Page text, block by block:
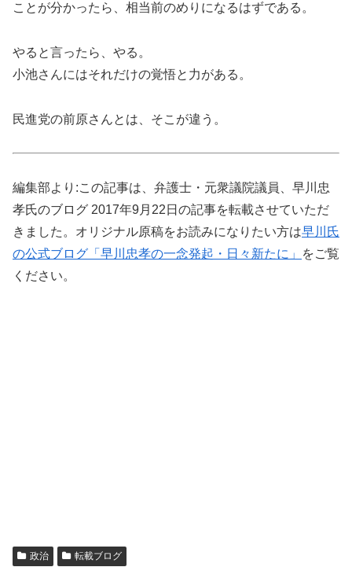
ことが分かったら、相当前のめりになるはずである。
やると言ったら、やる。
小池さんにはそれだけの覚悟と力がある。
民進党の前原さんとは、そこが違う。
編集部より:この記事は、弁護士・元衆議院議員、早川忠
孝氏のブログ 2017年9月22日の記事を転載させていただ
きました。オリジナル原稿をお読みになりたい方は早川氏
の公式ブログ「早川忠孝の一念発起・日々新たに」
をご覧
ください。
政治 転載ブログ